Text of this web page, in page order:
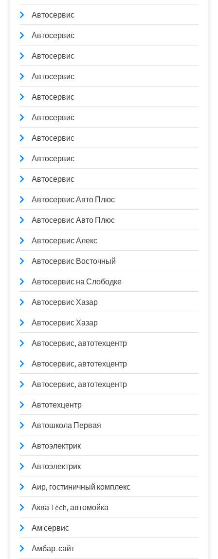
Автосервис
Автосервис
Автосервис
Автосервис
Автосервис
Автосервис
Автосервис
Автосервис
Автосервис
Автосервис Авто Плюс
Автосервис Авто Плюс
Автосервис Алекс
Автосервис Восточный
Автосервис на Слободке
Автосервис Хазар
Автосервис Хазар
Автосервис, автотехцентр
Автосервис, автотехцентр
Автосервис, автотехцентр
Автотехцентр
Автошкола Первая
Автоэлектрик
Автоэлектрик
Аир, гостиничный комплекс
Аква Tech, автомойка
Ам сервис
Амбар. сайт